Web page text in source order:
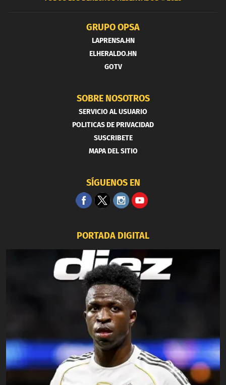
GRUPO OPSA
LAPRENSA.HN
ELHERALDO.HN
GOTV
SOBRE NOSOTROS
SERVICIO AL USUARIO
POLITICAS DE PRIVACIDAD
SUSCRIBETE
MAPA DEL SITIO
SÍGUENOS EN
PORTADA DIGITAL